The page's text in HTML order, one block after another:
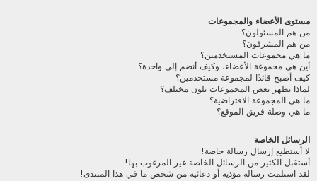
مستوى الأعضاء والمجموعات
من هم المسئولون؟
من هم المشرفون؟
ما هي مجموعات المستخدمين؟
أين هي مجموعة الأعضاء، وكيف أنضم إلى واحدة؟
كيف أصبح قائدًا لمجموعة مستخدمين؟
لماذا تظهر بعض المجموعات بلون مختلف؟
ما هي المجموعة الافتراضية؟
ما هي وصلة فريق الموقع؟
الرسائل الخاصة
لا أستطيع إرسال رسالة خاصة!
أستقبل الكثير من الرسائل الخاصة غير المرغوب بها!
لقد استلمت رسالة مؤذية أو دعائية من شخص ما في هذا المنتدى!